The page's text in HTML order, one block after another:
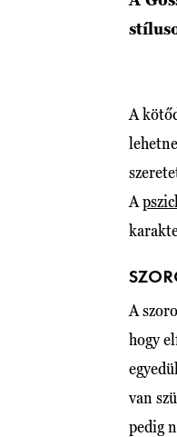
A
A
A
hogy
van
pedig